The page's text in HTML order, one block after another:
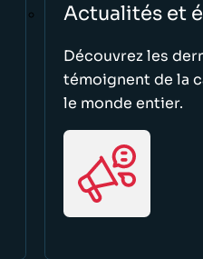
Actualités et
Découvrez les
témoignent de la
le monde entier.